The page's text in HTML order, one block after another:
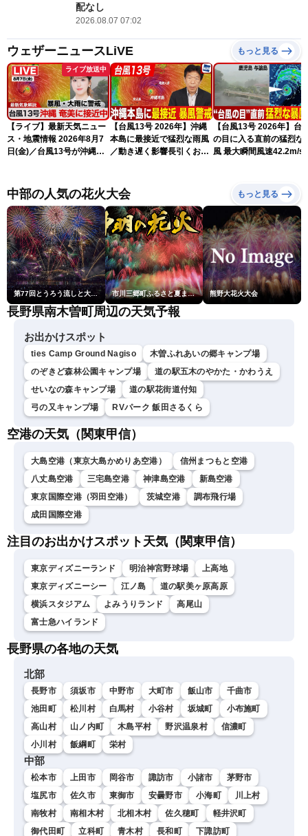
配なし
2026.08.07 07:02
ウェザーニュースLiVE もっと見る
ライブ放送中
【ライブ】最新天気ニュー
ス・地震情報 2026年8月7
日(金)／台風13号が沖縄・
ュースLiVEアフタヌーン・
小林李衣奈／内藤邦裕〉
【台風13号 2026年】沖縄
本島に最接近で猛烈な雨風
／動き遅く影響長引くおそ
【台風13号 2026年】台
の目に入る直前の猛烈な
風 最大瞬間風速42.2m/s
中部の人気の花火大会 もっと見る
市川三郷町ふるさと夏まつり第38回神明の花火大会 熊野大花火大会
長野県南木曽町周辺の天気予報
お出かけスポット
ties Camp Ground Nagiso
木曽ふれあいの郷キャンプ場
のぞきど森林公園キャンプ場
道の駅五木のやかた・かわうえ
せいなの森キャンプ場
道の駅花街道付知
弓の又キャンプ場
RVパーク 飯田さるくら
空港の天気（関東甲信）
大島空港（東京大島かめりあ空港）
信州まつもと空港
八丈島空港
三宅島空港 神津島空港
新島空港
東京国際空港（羽田空港）
茨城空港
調布飛行場
成田国際空港
注目のお出かけスポット天気（関東甲信）
東京ディズニーランド 明治神宮野球場
上高地
東京ディズニーシー
江ノ島
道の駅美ヶ原高原
横浜スタジアム
よみうりランド
高尾山
富士急ハイランド
長野県の各地の天気
北部
長野市 須坂市 中野市 大町市 飯山市
千曲市
池田町
松川村 白馬村 小谷村 坂城町
小布施町
高山村
山ノ内町 木島平村 野沢温泉村
信濃町
小川村
飯綱町 栄村
中部
松本市 上田市 岡谷市 諏訪市 小諸市
茅野市
塩尻市
佐久市 東御市 安曇野市 小海町
川上村
南牧村
南相木村 北相木村 佐久穂町
軽井沢町
御代田町
立科町 青木村 長和町 下諏訪町